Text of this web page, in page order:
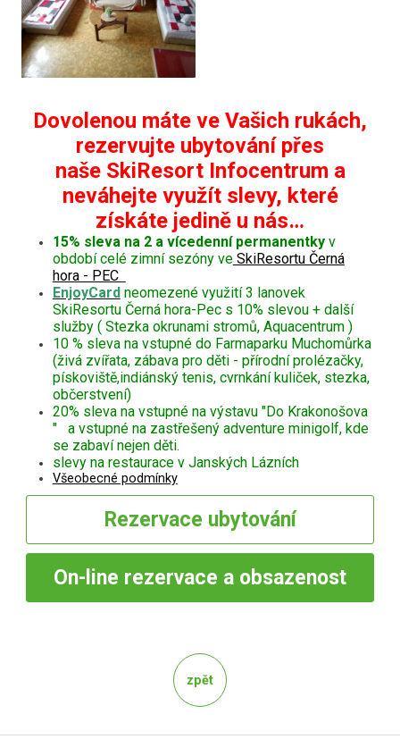
Dovolenou máte ve Vašich rukách,
rezervujte ubytování přes
naše SkiResort Infocentrum a
neváhejte využít slevy, které
získáte jedině u nás…
15% sleva na 2 a vícedenní permanentkyv
období celé zimní sezóny veSkiResortu Černá
hora - PEC
EnjoyCard neomezené využití 3 lanovek
SkiResortu Černá hora-Pec s 10% slevou + další
služby ( Stezka okrunami stromů, Aquacentrum )
10 % sleva na vstupné do Farmaparku Muchomůrka
(živá zvířata, zábava pro děti - přírodní prolézačky,
pískoviště,indiánský tenis, cvrnkání kuliček, stezka,
občerstvení)
20% sleva na vstupné na výstavu "Do Krakonošova
" a vstupné na zastřešený adventure minigolf, kde
se zabaví nejen děti.
slevy na restaurace v Janských Lázních
Všeobecné podmínky
Rezervace ubytování
On-line rezervace a obsazenost
zpět